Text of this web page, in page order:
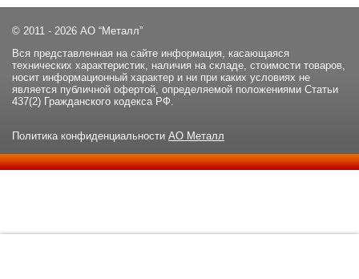
© 2011 - 2026 АО “Металл”
Вся представленная на сайте информация, касающаяся
технических характеристик, наличия на складе, стоимости товаров,
носит информационный характер и ни при каких условиях не
является публичной офертой, определяемой положениями Статьи
437(2) Гражданского кодекса РФ.
Политика конфиденциальности АО Металл